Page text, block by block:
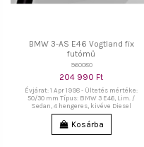
BMW 3-AS E46 Vogtland fix
futómű
960080
204 990 Ft
Évjárat: 1 Apr 1998 - Ültetés mértéke:
50/30 mm Típus: BMW 3 E46, Lim. /
Sedan, 4 hengeres, kivéve Diesel
Kosárba